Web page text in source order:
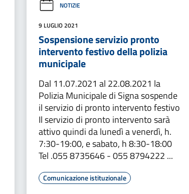
NOTIZIE
9 LUGLIO 2021
Sospensione servizio pronto
intervento festivo della polizia
municipale
Dal 11.07.2021 al 22.08.2021 la
Polizia Municipale di Signa sospende
il servizio di pronto intervento festivo
Il servizio di pronto intervento sarà
attivo quindi da lunedì a venerdì, h.
7:30-19:00, e sabato, h 8:30-18:00
Tel .055 8735646 - 055 8794222 ...
Comunicazione istituzionale